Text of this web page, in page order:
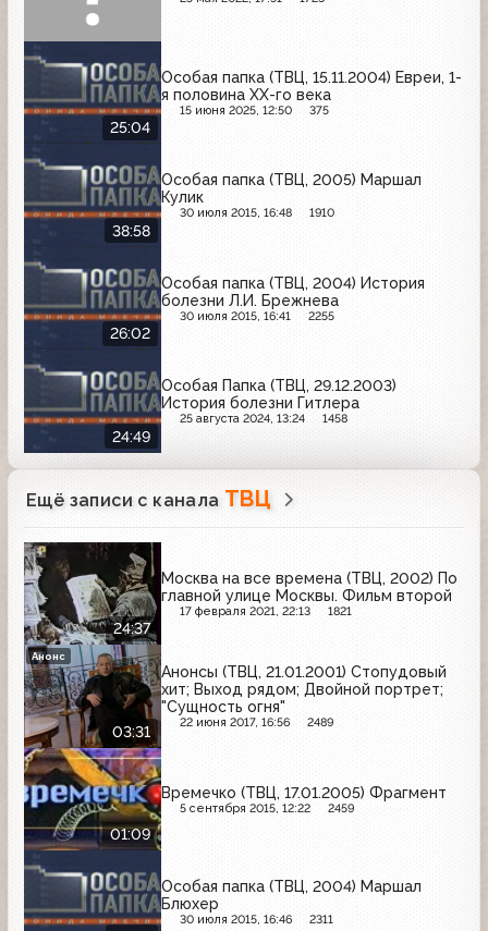
25:04
Особая папка (ТВЦ, 15.11.2004) Евреи, 1-
я половина ХХ-го века
15 июня 2025, 12:50 375
38:58
Особая папка (ТВЦ, 2005) Маршал
Кулик
30 июля 2015, 16:48 1910
26:02
Особая папка (ТВЦ, 2004) История
болезни Л.И. Брежнева
30 июля 2015, 16:41 2255
24:49
Особая Папка (ТВЦ, 29.12.2003)
История болезни Гитлера
25 августа 2024, 13:24 1458
Ещё записи с канала ТВЦ
24:37
Москва на все времена (ТВЦ, 2002) По
главной улице Москвы. Фильм второй
17 февраля 2021, 22:13 1821
03:31
Анонсы (ТВЦ, 21.01.2001) Стопудовый
хит; Выход рядом; Двойной портрет;
"Сущность огня"
22 июня 2017, 16:56 2489
Анонс
01:09
Времечко (ТВЦ, 17.01.2005) Фрагмент
5 сентября 2015, 12:22 2459
Особая папка (ТВЦ, 2004) Маршал
Блюхер
30 июля 2015, 16:46 2311